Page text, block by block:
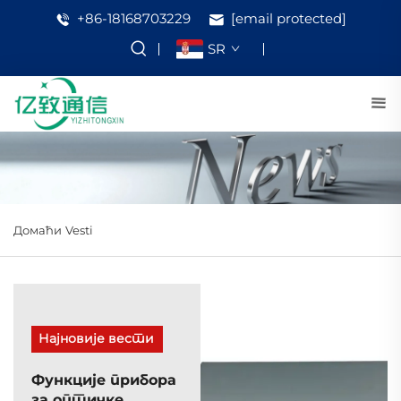
+86-18168703229
[email protected]
SR
Домаћи Vesti
Најновије вести
Функције прибора